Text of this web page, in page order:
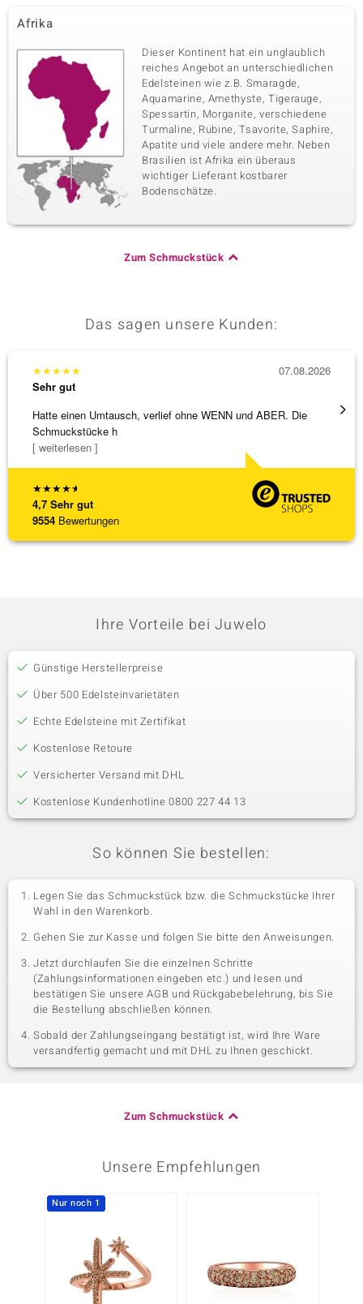
Afrika
Dieser Kontinent hat ein unglaublich
reiches Angebot an unterschiedlichen
Edelsteinen wie z.B. Smaragde,
Aquamarine, Amethyste, Tigerauge,
Spessartin, Morganite, verschiedene
Turmaline, Rubine, Tsavorite, Saphire,
Apatite und viele andere mehr. Neben
Brasilien ist Afrika ein überaus
wichtiger Lieferant kostbarer
Bodenschätze.
Zum Schmuckstück
Das sagen unsere Kunden:
★★★★★
4,7 Sehr gut
9554 Bewertungen
★★★★★
Sehr gut
Hatte einen Umtausch, verlief ohne WENN und ABER. Die
Schmuckstücke h
[ weiterlesen ]
07.08.2026
Die
Ihre Vorteile bei Juwelo
Günstige Herstellerpreise
Über 500 Edelsteinvarietäten
Echte Edelsteine mit Zertifikat
Kostenlose Retoure
Versicherter Versand mit DHL
Kostenlose Kundenhotline 0800 227 44 13
So können Sie bestellen:
Legen Sie das Schmuckstück bzw. die Schmuckstücke Ihrer
Wahl in den Warenkorb.
Gehen Sie zur Kasse und folgen Sie bitte den Anweisungen.
Jetzt durchlaufen Sie die einzelnen Schritte
(Zahlungsinformationen eingeben etc.) und lesen und
bestätigen Sie unsere AGB und Rückgabebelehrung, bis Sie
die Bestellung abschließen können.
Sobald der Zahlungseingang bestätigt ist, wird Ihre Ware
versandfertig gemacht und mit DHL zu Ihnen geschickt.
Zum Schmuckstück
Unsere Empfehlungen
Nur noch 1